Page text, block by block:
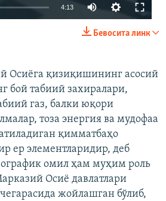
4:13
720p
1080p
Бевосита линк
Осиёга қизиқишининг асосий
бой табиий захиралари,
газ, балки юқори
тоза энергия ва мудофаа
қимматбаҳо
ер элементларидир, деб
омил ҳам муҳим роль
Осиё давлатлари
жойлашган бўлиб,